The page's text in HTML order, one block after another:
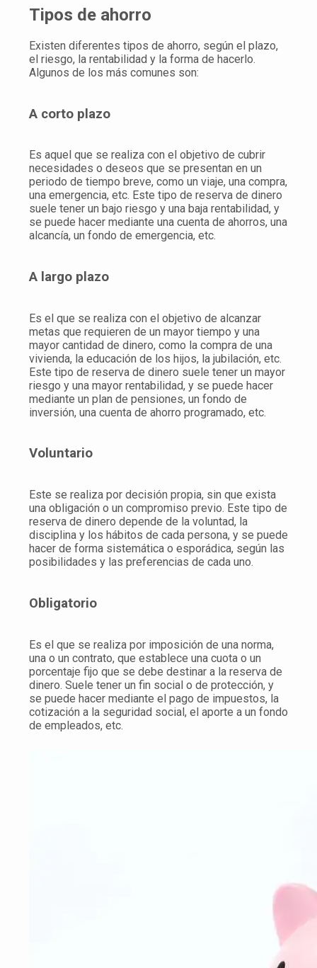
Tipos de ahorro
Existen diferentes tipos de ahorro, según el plazo,
el riesgo, la rentabilidad y la forma de hacerlo.
Algunos de los más comunes son:
A corto plazo
Es aquel que se realiza con el objetivo de cubrir
necesidades o deseos que se presentan en un
periodo de tiempo breve, como un viaje, una compra,
una emergencia, etc. Este tipo de reserva de dinero
suele tener un bajo riesgo y una baja rentabilidad, y
se puede hacer mediante una cuenta de ahorros, una
alcancía, un fondo de emergencia, etc.
A largo plazo
Es el que se realiza con el objetivo de alcanzar
metas que requieren de un mayor tiempo y una
mayor cantidad de dinero, como la compra de una
vivienda, la educación de los hijos, la jubilación, etc.
Este tipo de reserva de dinero suele tener un mayor
riesgo y una mayor rentabilidad, y se puede hacer
mediante un plan de pensiones, un fondo de
inversión, una cuenta de ahorro programado, etc.
Voluntario
Este se realiza por decisión propia, sin que exista
una obligación o un compromiso previo. Este tipo de
reserva de dinero depende de la voluntad, la
disciplina y los hábitos de cada persona, y se puede
hacer de forma sistemática o esporádica, según las
posibilidades y las preferencias de cada uno.
Obligatorio
Es el que se realiza por imposición de una norma,
una o un contrato, que establece una cuota o un
porcentaje fijo que se debe destinar a la reserva de
dinero. Suele tener un fin social o de protección, y
se puede hacer mediante el pago de impuestos, la
cotización a la seguridad social, el aporte a un fondo
de empleados, etc.